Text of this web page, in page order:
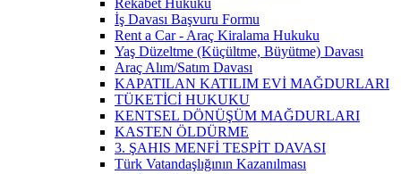
Rekabet Hukuku
İş Davası Başvuru Formu
Rent a Car - Araç Kiralama Hukuku
Yaş Düzeltme (Küçültme, Büyütme) Davası
Araç Alım/Satım Davası
KAPATILAN KATILIM EVİ MAĞDURLARI
TÜKETİCİ HUKUKU
KENTSEL DÖNÜŞÜM MAĞDURLARI
KASTEN ÖLDÜRME
3. ŞAHIS MENFİ TESPİT DAVASI
Türk Vatandaşlığının Kazanılması